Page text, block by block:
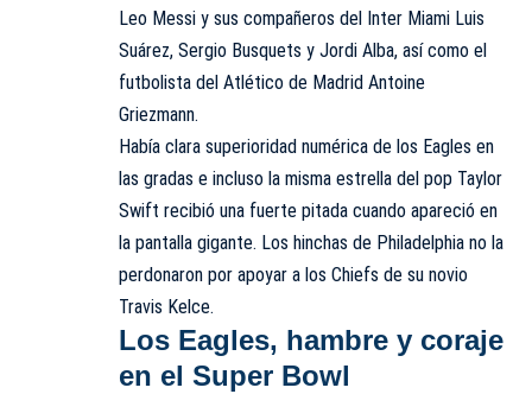
Leo Messi y sus compañeros del Inter Miami Luis
Suárez, Sergio Busquets y Jordi Alba, así como el
futbolista del Atlético de Madrid Antoine
Griezmann.
Había clara superioridad numérica de los Eagles en
las gradas e incluso la misma estrella del pop Taylor
Swift recibió una fuerte pitada cuando apareció en
la pantalla gigante. Los hinchas de Philadelphia no la
perdonaron por apoyar a los Chiefs de su novio
Travis Kelce.
Los Eagles, hambre y coraje
en el Super Bowl